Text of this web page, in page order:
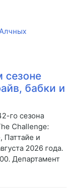
сезоне
бабки и
го сезона
Challenge:
Паттайе и
2026 года.
Департамент